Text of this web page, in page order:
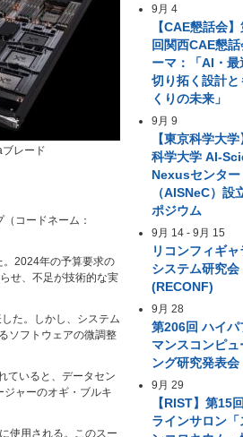
レード
コードネーム：
2024年の予算要求の
せ、不足が技術的な実
た。しかし、システム
ソフトウェアの微調整
ていると、データセン
ャーのオギ・ブルキ
使用される。このスー
9月 4
【CAE懇話会
回関西CAE懇
ーマ：「AI・最
切り拓く設計と
くりの未来」
9月 9
【東京科学大
科学大学 AI-
Nexusセンター
（AISNeC）設
ポジウム
9月 14 -9月 15
リコンフィギ
システム研究会
(RECONF)
9月 28
第206回 ハイパ
マンスコンピュ
ング研究発表会
9月 29
【RIST】第15
ラインサロン「